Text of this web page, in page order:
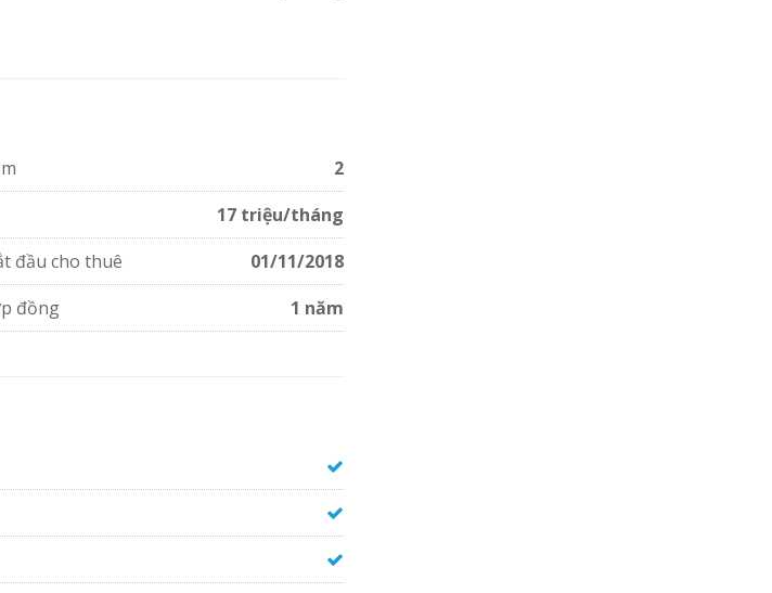
bình. Bên cạnh đó, khi quý khách
Nam, THCS Lương Định Của, bệnh viện
2
17 triệu/tháng
đầu cho thuê
01/11/2018
đồng 1 năm